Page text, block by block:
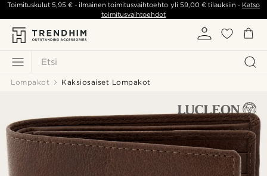
Etsi
Toimituskulut5,95 € - ilmainen toimitusvaihtoehto yli 59,00 €tilauksiin - Katso
toimitusvaihtoehdot
Lompakot Kaksiosaiset Lompakot